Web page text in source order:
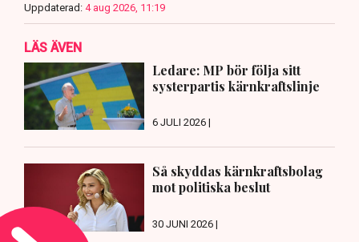
Uppdaterad: 4 aug 2026, 11:19
LÄS ÄVEN
Ledare: MP bör följa sitt
systerpartis kärnkraftslinje
6 JULI 2026 |
Så skyddas kärnkraftsbolag
mot politiska beslut
30 JUNI 2026 |